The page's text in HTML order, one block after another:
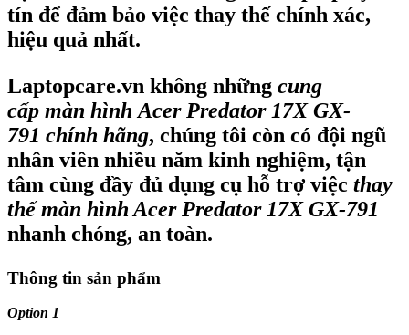
tín để đảm bảo việc thay thế chính xác,
hiệu quả nhất.
Laptopcare.vn không những cung
cấp màn hình Acer Predator 17X GX-
791 chính hãng, chúng tôi còn có đội ngũ
nhân viên nhiều năm kinh nghiệm, tận
tâm cùng đầy đủ dụng cụ hỗ trợ việc thay
thế màn hình Acer Predator 17X GX-791
nhanh chóng, an toàn.
Thông tin sản phẩm
Option 1